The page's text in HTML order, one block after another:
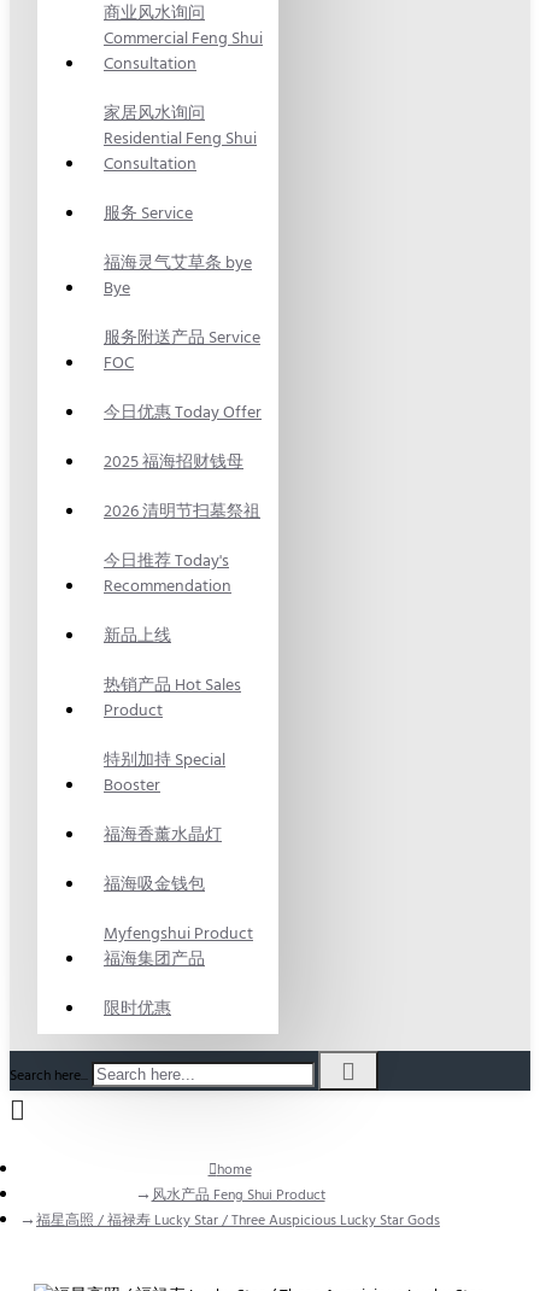
商业风水询问
Commercial Feng Shui
Consultation
家居风水询问
Residential Feng Shui
Consultation
服务 Service
福海灵气艾草条 bye
Bye
服务附送产品 Service
FOC
今日优惠 Today Offer
2025 福海招财钱母
2026 清明节扫墓祭祖
今日推荐 Today's
Recommendation
新品上线
热销产品 Hot Sales
Product
特别加持 Special
Booster
福海香薰水晶灯
福海吸金钱包
Myfengshui Product
福海集团产品
限时优惠
Search here...
home
风水产品 Feng Shui Product
福星高照 / 福禄寿 Lucky Star / Three Auspicious Lucky Star Gods